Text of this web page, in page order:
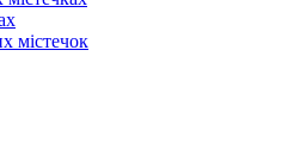
містечок